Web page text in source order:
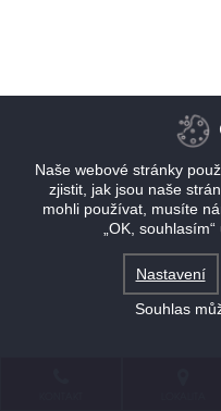
Naše webové stránky
zjistit, jak jsou naše
mohli používat, musíte
„OK,
Nastavení
Souhlas